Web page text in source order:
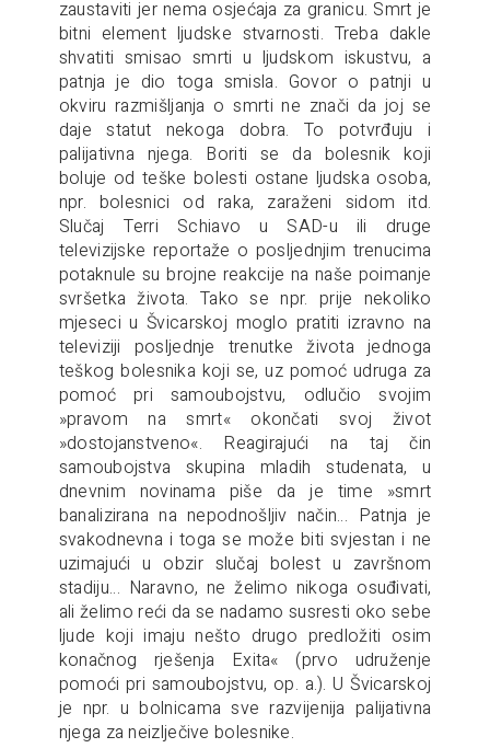
zaustaviti jer nema osjećaja za granicu. Smrt je
bitni element ljudske stvarnosti. Treba dakle
shvatiti smisao smrti u ljudskom iskustvu, a
patnja je dio toga smisla. Govor o patnji u
okviru razmišljanja o smrti ne znači da joj se
daje statut nekoga dobra. To potvrđuju i
palijativna njega. Boriti se da bolesnik koji
boluje od teške bolesti ostane ljudska osoba,
npr. bolesnici od raka, zaraženi sidom itd.
Slučaj Terri Schiavo u SAD-u ili druge
televizijske reportaže o posljednjim trenucima
potaknule su brojne reakcije na naše poimanje
svršetka života. Tako se npr. prije nekoliko
mjeseci u Švicarskoj moglo pratiti izravno na
televiziji posljednje trenutke života jednoga
teškog bolesnika koji se, uz pomoć udruga za
pomoć pri samoubojstvu, odlučio svojim
»pravom na smrt« okončati svoj život
»dostojanstveno«. Reagirajući na taj čin
samoubojstva skupina mladih studenata, u
dnevnim novinama piše da je time »smrt
banalizirana na nepodnošljiv način… Patnja je
svakodnevna i toga se može biti svjestan i ne
uzimajući u obzir slučaj bolest u završnom
stadiju… Naravno, ne želimo nikoga osuđivati,
ali želimo reći da se nadamo susresti oko sebe
ljude koji imaju nešto drugo predložiti osim
konačnog rješenja Exita« (prvo udruženje
pomoći pri samoubojstvu, op. a.). U Švicarskoj
je npr. u bolnicama sve razvijenija palijativna
njega za neizlječive bolesnike.